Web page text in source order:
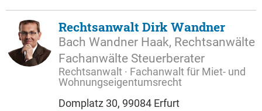
Rechtsanwalt Dirk Wandner
Bach Wandner Haak, Rechtsanwälte
Fachanwälte Steuerberater
Rechtsanwalt · Fachanwalt für Miet- und
Wohnungseigentumsrecht
Domplatz 30, 99084 Erfurt